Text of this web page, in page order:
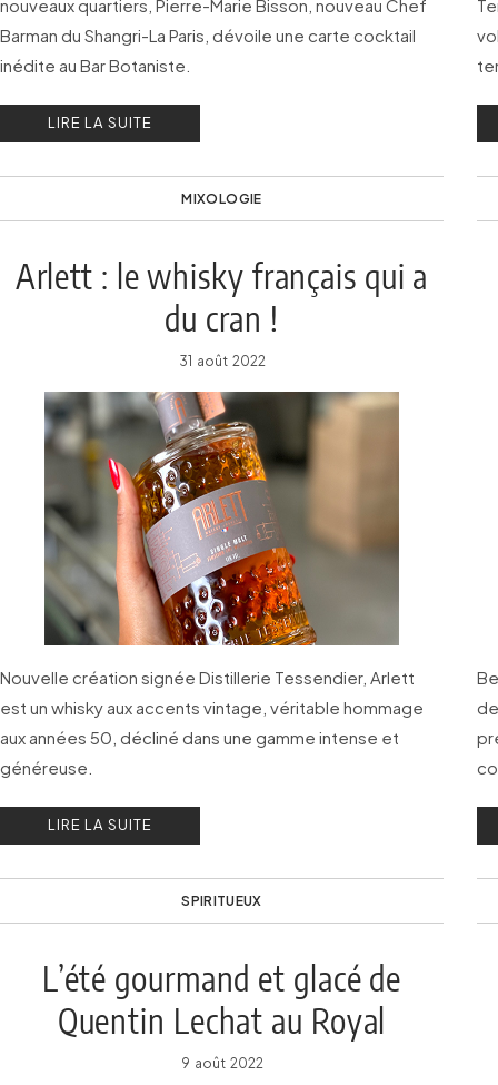
nouveaux quartiers, Pierre-Marie Bisson, nouveau Chef
Barman du Shangri-La Paris, dévoile une carte cocktail
inédite au Bar Botaniste.
LIRE LA SUITE
MIXOLOGIE
Arlett : le whisky français qui a
du cran !
31 août 2022
Nouvelle création signée Distillerie Tessendier, Arlett
est un whisky aux accents vintage, véritable hommage
aux années 50, décliné dans une gamme intense et
généreuse.
LIRE LA SUITE
SPIRITUEUX
L’été gourmand et glacé de
Quentin Lechat au Royal
Monceau
9 août 2022